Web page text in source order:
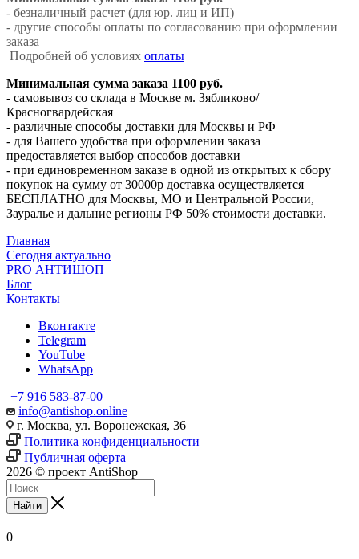
- безналичный расчет (для юр. лиц и ИП)
- другие способы оплаты по согласованию при оформлении
заказа
Подробней об условиях оплаты
Минимальная сумма заказа 1100 руб.
- самовывоз со склада в Москве м. Зябликово/
Красногвардейская
- различные способы доставки для Москвы и РФ
- для Вашего удобства при оформлении заказа
предоставляется выбор способов доставки
- при единовременном заказе в одной из открытых к сбору
покупок на сумму от 30000р доставка осуществляется
БЕСПЛАТНО для Москвы, МО и Центральной России,
Зауралье и дальние регионы РФ 50% стоимости доставки.
Главная
Сегодня актуально
PRO АНТИШОП
Блог
Контакты
Вконтакте
Telegram
YouTube
WhatsApp
+7 916 583-87-00
info@antishop.online
г. Москва, ул. Воронежская, 36
Политика конфиденциальности
Публичная оферта
2026 © проект AntiShop
Найти
0